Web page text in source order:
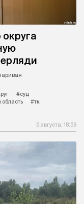
округа
#суд
#тк
5 августа, 18:59